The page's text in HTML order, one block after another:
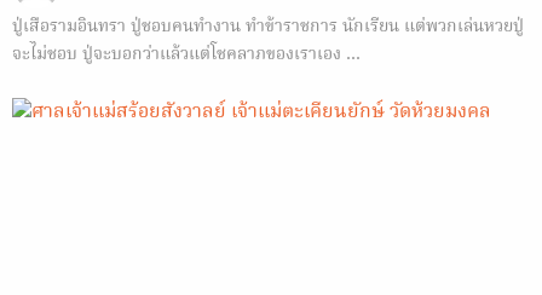
ปู่เสือรามอินทรา ปู่ชอบคนทำงาน ทำข้าราชการ นักเรียน แต่พวกเล่นหวยปู่
จะไม่ชอบ ปู่จะบอกว่าแล้วแต่โชคลาภของเราเอง …